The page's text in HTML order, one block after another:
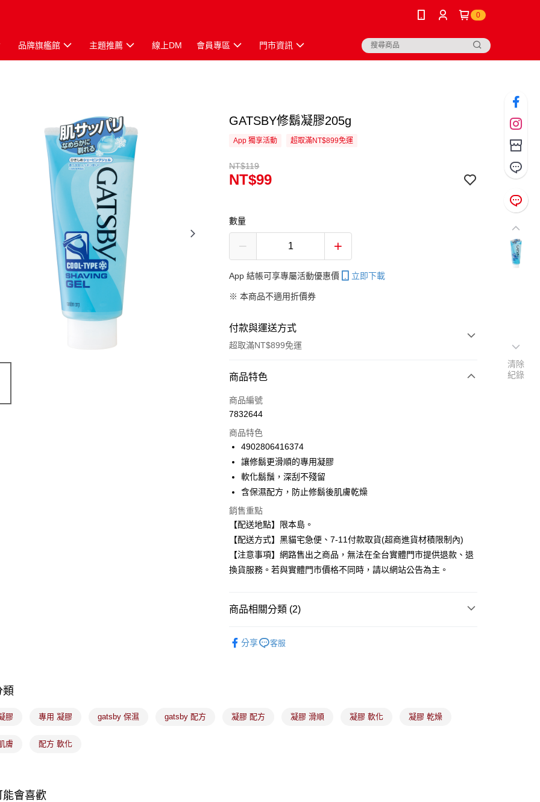
0
品牌旗艦館 主題推薦 線上DM 會員專區 門市資訊
GATSBY修鬍凝膠205g
App 獨享活動 超取滿NT$899免運
NT$119
NT$99
數量
App 結帳可享專屬活動優惠價 立即下載
※ 本商品不適用折價券
付款與運送方式
超取滿NT$899免運
付款方式
信用卡一次付款
合作金庫商業銀行
華南商業銀行
國泰世華商業銀行
兆豐國際商業銀行
臺灣中小企業銀行
匯豐（台灣）商業銀行
聯邦商業銀行
遠東國際商業銀行
玉山商業銀行
星展（台灣）商業銀行
台新國際商業銀行
中國信託商業銀行
超商取貨付款
Apple Pay
街口支付
悠遊付
Google Pay
【大哥付你分期使用說明】
消。如遇「轉專審核」未通過狀況，表示未達大哥付你分期系統評分，恕
全家取貨付款
商品特色
商品編號
7832644
商品特色
4902806416374
讓修鬍更滑順的專用凝膠
軟化鬍鬚，深刮不殘留
含保濕配方，防止修鬍後肌膚乾燥
銷售重點
【配送地點】限本島。
【配送方式】黑貓宅急便、7-11付款取貨(超商進貨材積限制內)
【注意事項】網路售出之商品，無法在全台實體門市提供退款、退
換貨服務。若與實體門市價格不同時，請以網站公告為主。
商品相關分類 (2)
分享 客服
類
膠 專用 凝膠 gatsby 保濕 gatsby 配方 凝膠 配方 凝膠 滑順 凝膠 軟化 凝膠 乾燥
膚 配方 軟化
能會喜歡
清除
紀錄